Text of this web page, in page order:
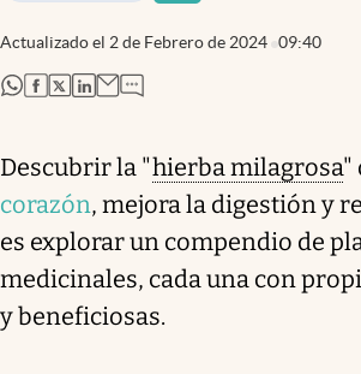
Actualizado el 2 de Febrero de 2024 09:40
abre en nueva pestaña
abre en nueva pestaña
abre en nueva pestaña
abre en nueva pestaña
Descubrir la "hierba milagrosa"
corazón, mejora la digestión y
es explorar un compendio de
medicinales, cada una con
y beneficiosas.